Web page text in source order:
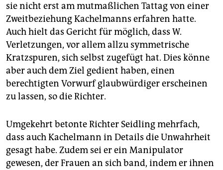
sie nicht erst am mutmaßlichen Tattag von einer
Zweitbeziehung Kachelmanns erfahren hatte.
Auch hielt das Gericht für möglich, dass W.
Verletzungen, vor allem allzu symmetrische
Kratzspuren, sich selbst zugefügt hat. Dies könne
aber auch dem Ziel gedient haben, einen
berechtigten Vorwurf glaubwürdiger erscheinen
zu lassen, so die Richter.
Umgekehrt betonte Richter Seidling mehrfach,
dass auch Kachelmann in Details die Unwahrheit
gesagt habe. Zudem sei er ein Manipulator
gewesen, der Frauen an sich band, indem er ihnen